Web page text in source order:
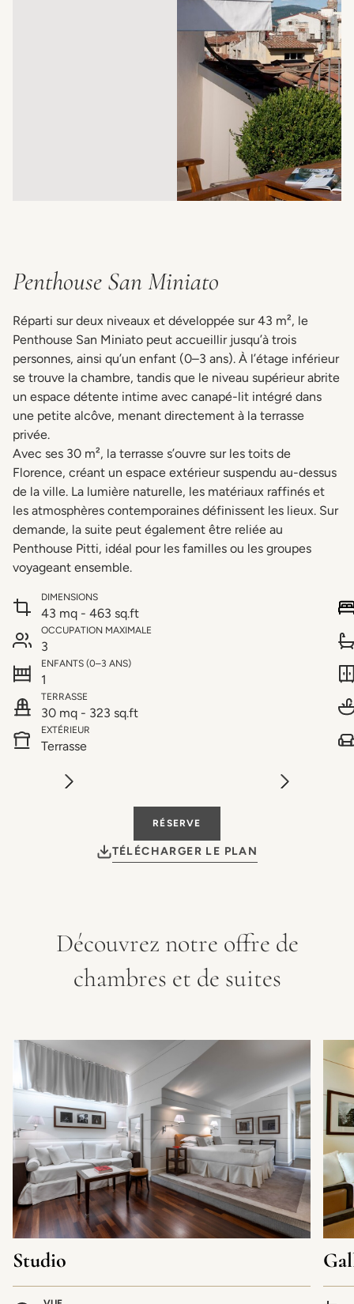
Penthouse San Miniato
Réparti sur deux niveaux et développée sur 43 m², le
Penthouse San Miniato peut accueillir jusqu’à trois
personnes, ainsi qu’un enfant (0–3 ans). À l’étage inférieur
se trouve la chambre, tandis que le niveau supérieur abrite
un espace détente intime avec canapé-lit intégré dans
une petite alcôve, menant directement à la terrasse
privée.
Avec ses 30 m², la terrasse s’ouvre sur les toits de
Florence, créant un espace extérieur suspendu au-dessus
de la ville. La lumière naturelle, les matériaux raffinés et
les atmosphères contemporaines définissent les lieux. Sur
demande, la suite peut également être reliée au
Penthouse Pitti, idéal pour les familles ou les groupes
voyageant ensemble.
DIMENSIONS
43 mq - 463 sq.ft
OCCUPATION MAXIMALE
3
ENFANTS (0–3 ANS)
1
TERRASSE
30 mq - 323 sq.ft
EXTÉRIEUR
Terrasse
RÉSERVE
TÉLÉCHARGER LE PLAN
Découvrez notre offre de
chambres et de suites
Studio